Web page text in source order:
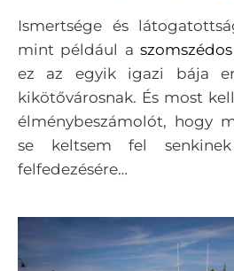
Ismertsége és
mint például a
ez az egyik igazi bája
kikötővárosnak. És most
élménybeszámolót, hogy
se keltsem fel
felfedezésére…